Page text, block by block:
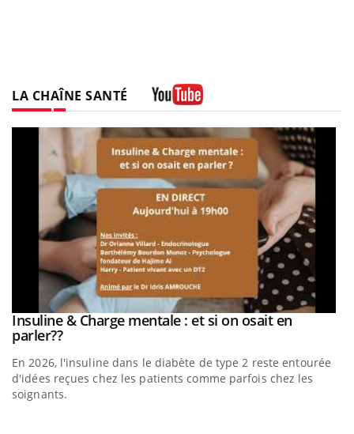
LA CHAÎNE SANTÉ
Youtube
Insuline & Charge mentale : et si on osait en
parler??Youtube
En 2026, l'insuline dans le diabète de type 2 reste entourée
d'idées reçues chez les patients comme parfois chez les
soignants.